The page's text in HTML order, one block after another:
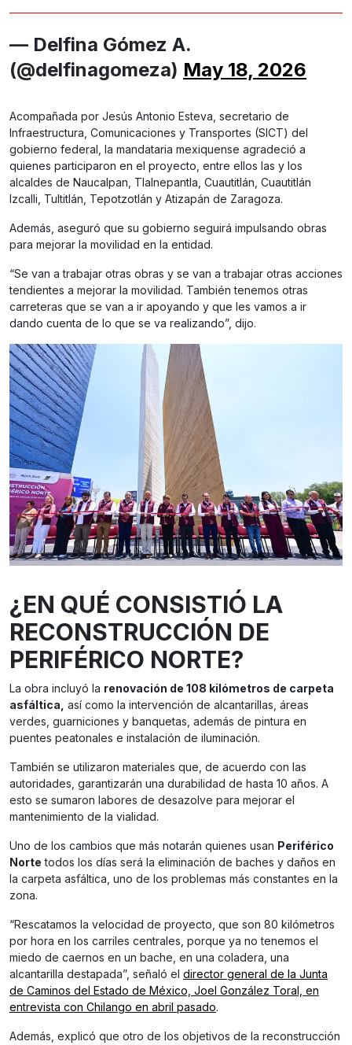
— Delfina Gómez A.
(@delfinagomeza) May 18, 2026
Acompañada por Jesús Antonio Esteva, secretario de
Infraestructura, Comunicaciones y Transportes (SICT) del
gobierno federal, la mandataria mexiquense agradeció a
quienes participaron en el proyecto, entre ellos las y los
alcaldes de Naucalpan, Tlalnepantla, Cuautitlán, Cuautitlán
Izcalli, Tultitlán, Tepotzotlán y Atizapán de Zaragoza.
Además, aseguró que su gobierno seguirá impulsando obras
para mejorar la movilidad en la entidad.
“Se van a trabajar otras obras y se van a trabajar otras acciones
tendientes a mejorar la movilidad. También tenemos otras
carreteras que se van a ir apoyando y que les vamos a ir
dando cuenta de lo que se va realizando”, dijo.
¿EN QUÉ CONSISTIÓ LA
RECONSTRUCCIÓN DE
PERIFÉRICO NORTE?
La obra incluyó la renovación de 108 kilómetros de carpeta
asfáltica, así como la intervención de alcantarillas, áreas
verdes, guarniciones y banquetas, además de pintura en
puentes peatonales e instalación de iluminación.
También se utilizaron materiales que, de acuerdo con las
autoridades, garantizarán una durabilidad de hasta 10 años. A
esto se sumaron labores de desazolve para mejorar el
mantenimiento de la vialidad.
Uno de los cambios que más notarán quienes usan Periférico
Norte todos los días será la eliminación de baches y daños en
la carpeta asfáltica, uno de los problemas más constantes en la
zona.
“Rescatamos la velocidad de proyecto, que son 80 kilómetros
por hora en los carriles centrales, porque ya no tenemos el
miedo de caernos en un bache, en una coladera, una
alcantarilla destapada”, señaló el director general de la Junta
de Caminos del Estado de México, Joel González Toral, en
entrevista con Chilango en abril pasado.
Además, explicó que otro de los objetivos de la reconstrucción